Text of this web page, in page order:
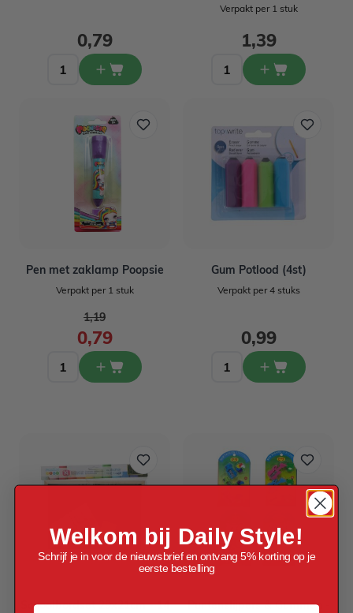
0,79
Verpakt per 1 stuk
1,39
Pen met zaklamp Poopsie
Verpakt per 1 stuk
Speciale prijs
0,79
Normale prijs
1,19
Gum Potlood (4st)
Verpakt per 4 stuks
0,99
Schoolbordset 29x21cm - 14 Puntenslijpers & Gummen -
Welkom bij Daily Style!
Schrijf je in voor de nieuwsbrief en ontvang 5% korting op je
eerste bestelling